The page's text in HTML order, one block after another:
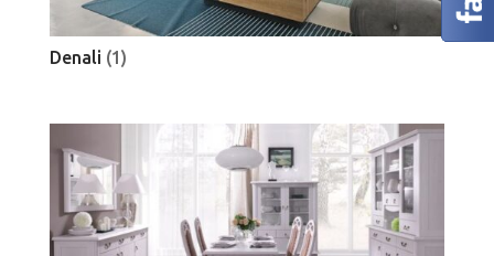
Denali (1)